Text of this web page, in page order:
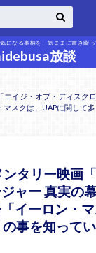
になる事柄を、気ままに書き綴っ
放談
イジ・オブ・ディスク
スクは、UAPに関して
タリー映画
ャー 真実の
イーロン・マ
事を知って